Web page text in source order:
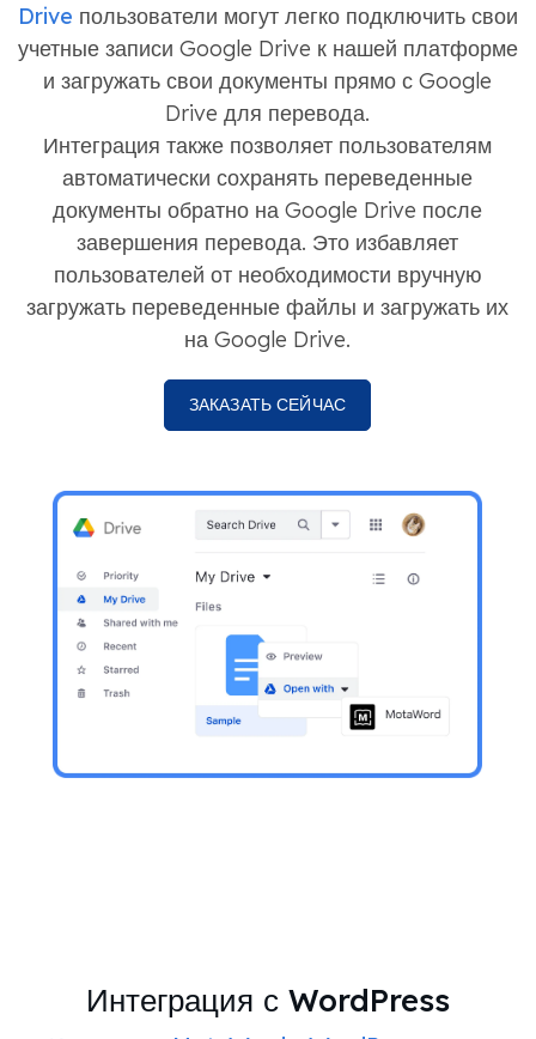
Drive пользователи могут легко подключить свои
учетные записи Google Drive к нашей платформе
и загружать свои документы прямо с Google
Drive для перевода.
Интеграция также позволяет пользователям
автоматически сохранять переведенные
документы обратно на Google Drive после
завершения перевода. Это избавляет
пользователей от необходимости вручную
загружать переведенные файлы и загружать их
на Google Drive.
ЗАКАЗАТЬ СЕЙЧАС
Интеграция с WordPress